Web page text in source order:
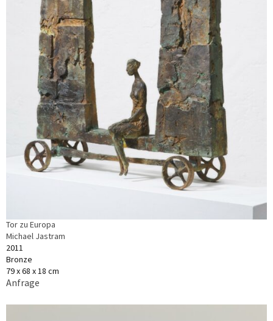
Tor zu Europa
Michael Jastram
2011
Bronze
79 x 68 x 18 cm
Anfrage